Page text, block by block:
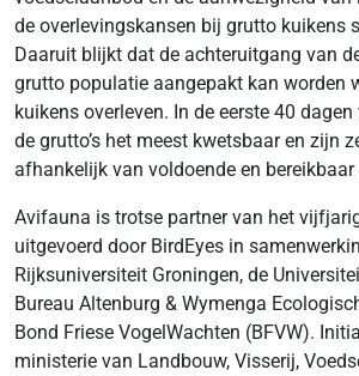
de overlevingskansen bij grutto kuikens
Daaruit blijkt dat de achteruitgang van
grutto populatie aangepakt kan worden
kuikens overleven. In de eerste 40
de grutto’s het meest kwetsbaar en zijn
afhankelijk van voldoende en bereikbaar
Avifauna is trotse partner van het
uitgevoerd door BirdEyes in
Rijksuniversiteit Groningen, de
Bureau Altenburg & Wymenga
Bond Friese VogelWachten (BFVW).
ministerie van Landbouw, Visserij,